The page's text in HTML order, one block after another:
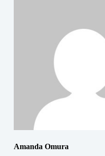
Amanda Omura